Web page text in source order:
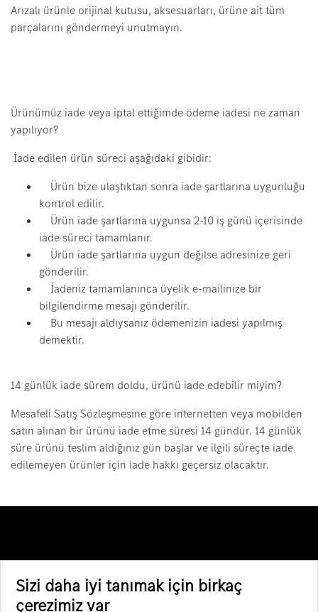
Arızalı ürünle orijinal kutusu, aksesuarları, ürüne ait tüm
parçalarını göndermeyi unutmayın.
Ürünümüz iade veya iptal ettiğimde ödeme iadesi ne zaman
yapılıyor?
İade edilen ürün süreci aşağıdaki gibidir:
Ürün bize ulaştıktan sonra iade şartlarına uygunluğu
kontrol edilir.
Ürün iade şartlarına uygunsa 2-10 iş günü içerisinde
iade süreci tamamlanır.
Ürün iade şartlarına uygun değilse adresinize geri
gönderilir.
İadeniz tamamlanınca üyelik e-mailinize bir
bilgilendirme mesajı gönderilir.
Bu mesajı aldıysanız ödemenizin iadesi yapılmış
demektir.
14 günlük iade sürem doldu, ürünü iade edebilir miyim?
Mesafeli Satış Sözleşmesine göre internetten veya mobilden
satın alınan bir ürünü iade etme süresi 14 gündür. 14 günlük
süre ürünü teslim aldığınız gün başlar ve ilgili süreçte iade
edilemeyen ürünler için iade hakkı geçersiz olacaktır.
Sizi daha iyi tanımak için birkaç
çerezimiz var